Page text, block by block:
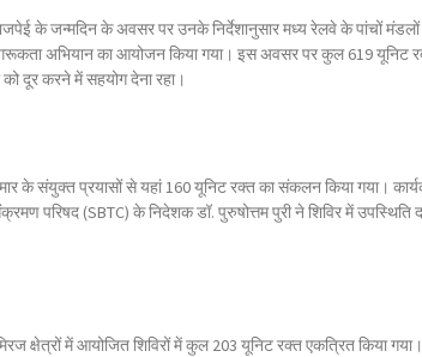
के जन्मदिन के अवसर पर उनके निर्देशानुसार मध्य रेलवे के पांचों
अभियानका आयोजन किया गया। इस अवसर पर कुल619 यूनिट
दूर करने में सहयोग देना रहा।
के संयुक्त प्रयासों से यहां160 यूनिट रक्तका संकलन किया गया।
संक्रमण परिषद (SBTC) के निदेशकडॉ. पुरुषोत्तम पुरीने शिविर में उपस्थिति
क्षेत्रों में आयोजित शिविरों में कुल203 यूनिट रक्तएकत्रित किया